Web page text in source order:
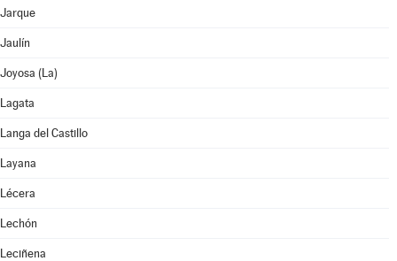
Jarque
Jaulín
Joyosa (La)
Lagata
Langa del Castillo
Layana
Lécera
Lechón
Leciñena